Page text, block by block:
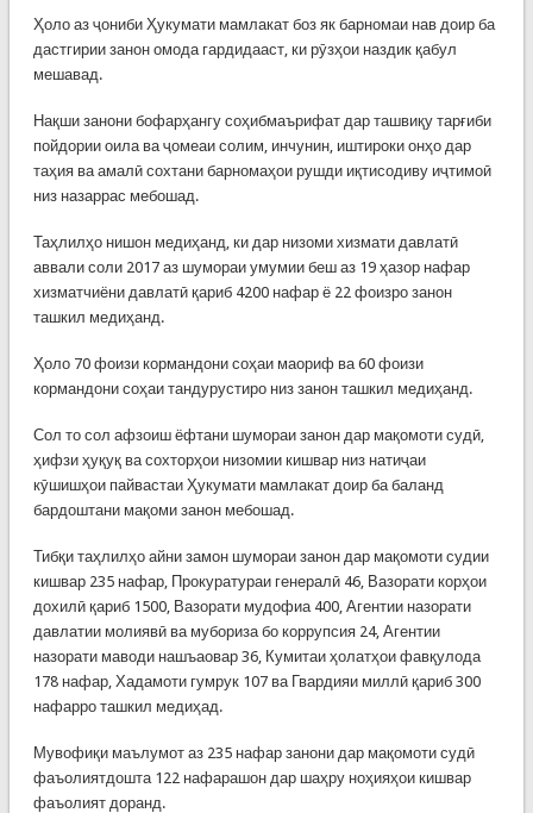
Ҳоло аз ҷониби Ҳукумати мамлакат боз як барномаи нав доир ба
дастгирии занон омода гардидааст, ки рӯзҳои наздик қабул
мешавад.
Нақши занони бофарҳангу соҳибмаърифат дар ташвиқу тарғиби
пойдории оила ва ҷомеаи солим, инчунин, иштироки онҳо дар
таҳия ва амалӣ сохтани барномаҳои рушди иқтисодиву иҷтимоӣ
низ назаррас мебошад.
Таҳлилҳо нишон медиҳанд, ки дар низоми хизмати давлатӣ
аввали соли 2017 аз шумораи умумии беш аз 19 ҳазор нафар
хизматчиёни давлатӣ қариб 4200 нафар ё 22 фоизро занон
ташкил медиҳанд.
Ҳоло 70 фоизи кормандони соҳаи маориф ва 60 фоизи
кормандони соҳаи тандурустиро низ занон ташкил медиҳанд.
Сол то сол афзоиш ёфтани шумораи занон дар мақомоти судӣ,
ҳифзи ҳуқуқ ва сохторҳои низомии кишвар низ натиҷаи
кӯшишҳои пайвастаи Ҳукумати мамлакат доир ба баланд
бардоштани мақоми занон мебошад.
Тибқи таҳлилҳо айни замон шумораи занон дар мақомоти судии
кишвар 235 нафар, Прокуратураи генералӣ 46, Вазорати корҳои
дохилӣ қариб 1500, Вазорати мудофиа 400, Агентии назорати
давлатии молиявӣ ва мубориза бо коррупсия 24, Агентии
назорати маводи нашъаовар 36, Кумитаи ҳолатҳои фавқулода
178 нафар, Хадамоти гумрук 107 ва Гвардияи миллӣ қариб 300
нафарро ташкил медиҳад.
Мувофиқи маълумот аз 235 нафар занони дар мақомоти судӣ
фаъолиятдошта 122 нафарашон дар шаҳру ноҳияҳои кишвар
фаъолият доранд.